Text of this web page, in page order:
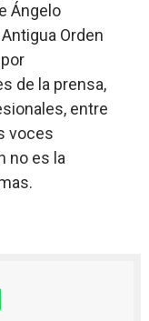
Ángelo
Orden
de la prensa,
entre
voces
no es la